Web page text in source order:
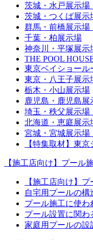
茨城・水戸展示場
茨城・つくば展示
群馬・前橋展示場
千葉・柏展示場
神奈川・平塚展示
THE POOL
東京ベイショール
東京・八王子展示
栃木・小山展示場
鹿児島・鹿児島展
埼玉・秩父展示場
北海道・恵庭展示
宮城・宮城展示場
【特集取材】東
【施工店向け】プール
【施工店向け】
自宅用プールの構
プール施工に使
プール設置に関わ
家庭用プールの設